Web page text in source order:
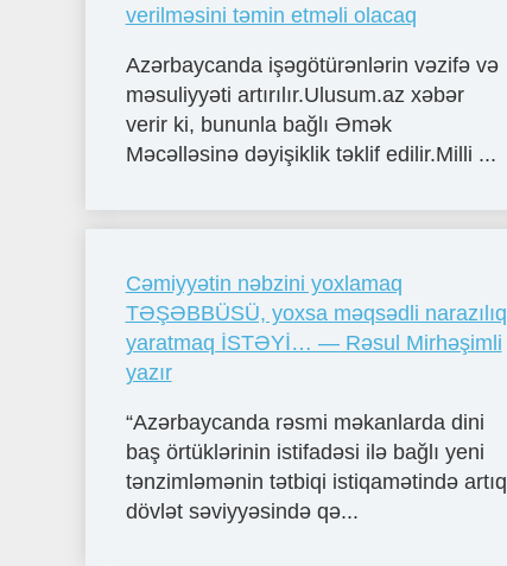
verilməsini təmin etməli olacaq
Azərbaycanda işəgötürənlərin vəzifə və
məsuliyyəti artırılır.Ulusum.az xəbər
verir ki, bununla bağlı Əmək
Məcəlləsinə dəyişiklik təklif edilir.Milli ...
Cəmiyyətin nəbzini yoxlamaq
TƏŞƏBBÜSÜ, yoxsa məqsədli narazılıq
yaratmaq İSTƏYİ… — Rəsul Mirhəşimli
yazır
“Azərbaycanda rəsmi məkanlarda dini
baş örtüklərinin istifadəsi ilə bağlı yeni
tənzimləmənin tətbiqi istiqamətində artıq
dövlət səviyyəsində qə...